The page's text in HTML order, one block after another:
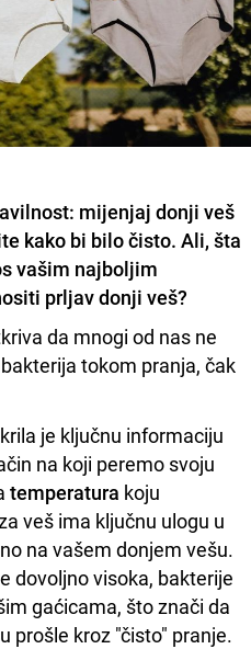
mijenjaj donji veš
kako bi bilo čisto. Ali, šta
vašim najboljim
prljav donji veš?
da mnogi od nas ne
tokom pranja, čak
je ključnu informaciju
na koji peremo svoju
temperatura koju
veš ima ključnu ulogu u
na vašem donjem vešu.
dovoljno visoka, bakterije
gaćicama, što znači da
prošle kroz "čisto" pranje.